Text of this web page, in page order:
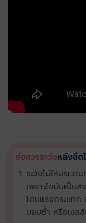
ข้อควรระวังหลังฉีด
ระวังไม่ให้บริเว
เพราะไขมันเป็
โดนแรงกระแทก
บอบช้ำ หรือเซล